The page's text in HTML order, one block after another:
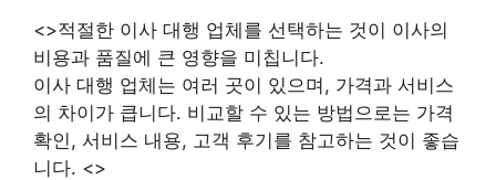
<>적절한 이사 대행 업체를 선택하는 것이 이사의
비용과 품질에 큰 영향을 미칩니다.
이사 대행 업체는 여러 곳이 있으며, 가격과 서비스
의 차이가 큽니다. 비교할 수 있는 방법으로는 가격
확인, 서비스 내용, 고객 후기를 참고하는 것이 좋습
니다. <>